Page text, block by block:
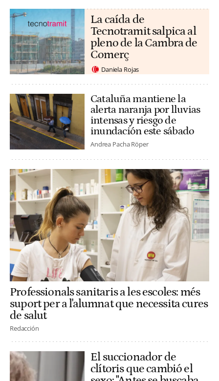
La caída de
Tecnotramit salpica al
pleno de la Cambra de
Comerç
Daniela Rojas
Cataluña mantiene la
alerta naranja por lluvias
intensas y riesgo de
inundación este sábado
Andrea Pacha Röper
Professionals sanitaris a les escoles: més
suport per a l'alumnat que necessita cures
de salut
Redacción
El succionador de
clítoris que cambió el